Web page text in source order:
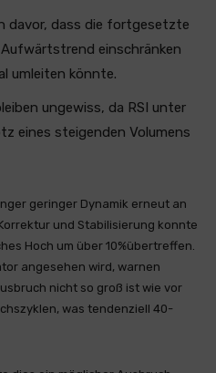
davor, dass die fortgesetzte
einschränken
umleiten könnte.
ungewiss, da RSI unter
eines steigenden Volumens
geringer Dynamik erneut an
und Stabilisierung konnte
Hoch um über 10%übertreffen.
angesehen wird, warnen
nicht so groß ist wie vor
was tendenziell 40-